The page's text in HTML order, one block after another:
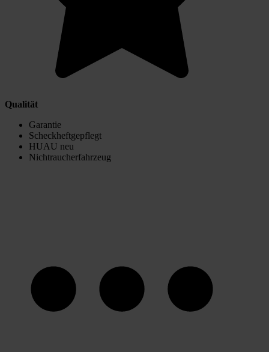
Qualität
Garantie
Scheckheftgepflegt
HUAU neu
Nichtraucherfahrzeug